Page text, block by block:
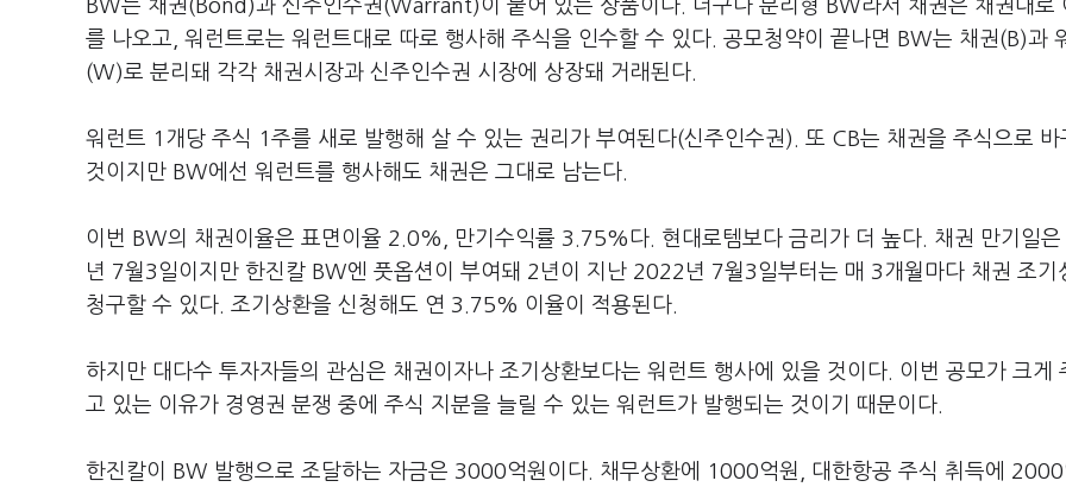
BW는 채권(Bond)과 신주인수권(Warrant)이 붙어 있는 상품이다. 더구나 분리형 BW라서 채권은 채권대로
를 나오고, 워런트로는 워런트대로 따로 행사해 주식을 인수할 수 있다. 공모청약이 끝나면 BW는 채권(B)과
(W)로 분리돼 각각 채권시장과 신주인수권 시장에 상장돼 거래된다.
워런트 1개당 주식 1주를 새로 발행해 살 수 있는 권리가 부여된다(신주인수권). 또 CB는 채권을 주식으로 바
것이지만 BW에선 워런트를 행사해도 채권은 그대로 남는다.
이번 BW의 채권이율은 표면이율 2.0%, 만기수익률 3.75%다. 현대로템보다 금리가 더 높다. 채권 만기일
년 7월3일이지만 한진칼 BW엔 풋옵션이 부여돼 2년이 지난 2022년 7월3일부터는 매 3개월마다 채권 조기
청구할 수 있다. 조기상환을 신청해도 연 3.75% 이율이 적용된다.
하지만 대다수 투자자들의 관심은 채권이자나 조기상환보다는 워런트 행사에 있을 것이다. 이번 공모가 크게
고 있는 이유가 경영권 분쟁 중에 주식 지분을 늘릴 수 있는 워런트가 발행되는 것이기 때문이다.
한진칼이 BW 발행으로 조달하는 자금은 3000억원이다. 채무상환에 1000억원, 대한항공 주식 취득에 2000